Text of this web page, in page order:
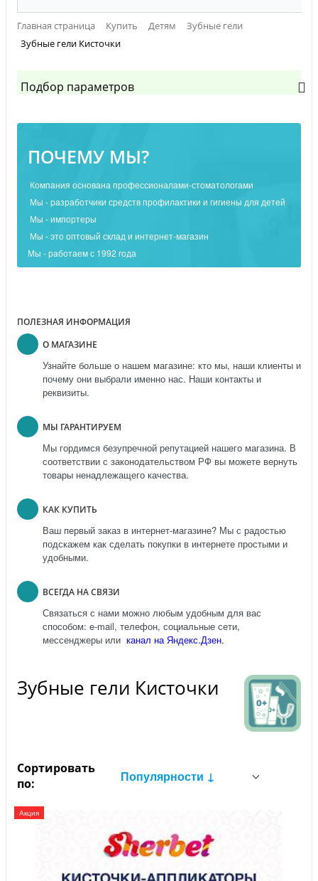
Главная страница Купить Детям
Зубные гели
Зубные гели Кисточки
Подбор параметров
ПОЧЕМУ МЫ?
Компания основана профессионалами-стоматологами
Мы - разработчики средств профилактики и гигиены для детей
Мы - импортеры
Мы - это оптовый склад и интернет-магазин
Мы - работаем с 1992 года
ПОЛЕЗНАЯ ИНФОРМАЦИЯ
О МАГАЗИНЕ
Узнайте больше о нашем магазине: кто мы, наши клиенты и
почему они выбрали именно нас. Наши контакты и
реквизиты.
МЫ ГАРАНТИРУЕМ
Мы гордимся безупречной репутацией нашего магазина. В
соответствии с законодательством РФ вы можете вернуть
товары ненадлежащего качества.
КАК КУПИТЬ
Ваш первый заказ в интернет-магазине? Мы с радостью
подскажем как сделать покупки в интернете простыми и
удобными.
ВСЕГДА НА СВЯЗИ
Связаться с нами можно любым удобным для вас
способом: e-mail, телефон, социальные сети,
мессенджеры или канал на Яндекс.Дзен.
Зубные гели Кисточки
Сортировать
по:
Популярности ↓
Акция